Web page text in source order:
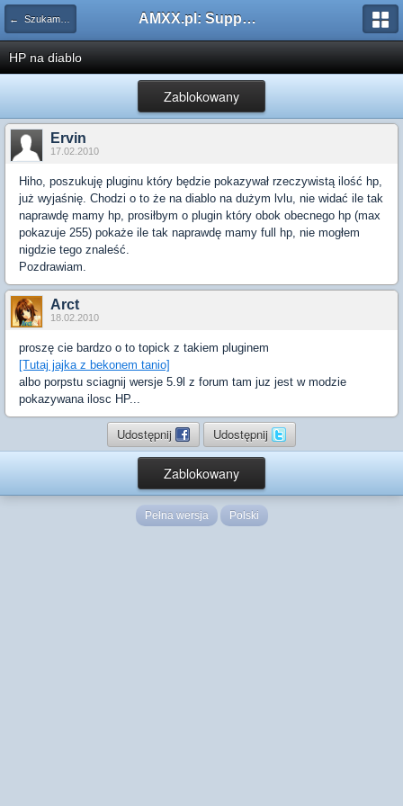
← Szukam pluginu AMXX.pl: Support AMX Mod X i SourceMod
HP na diablo
Zablokowany
Ervin
17.02.2010
Hiho, poszukuję pluginu który będzie pokazywał rzeczywistą ilość hp,
już wyjaśnię. Chodzi o to że na diablo na dużym lvlu, nie widać ile tak
naprawdę mamy hp, prosiłbym o plugin który obok obecnego hp (max
pokazuje 255) pokaże ile tak naprawdę mamy full hp, nie mogłem
nigdzie tego znaleść.
Pozdrawiam.
Arct
18.02.2010
proszę cie bardzo o to topick z takiem pluginem
[Tutaj jajka z bekonem tanio]
albo porpstu sciagnij wersje 5.9l z forum tam juz jest w modzie
pokazywana ilosc HP...
Udostępnij Udostępnij
Zablokowany
Pełna wersja Polski